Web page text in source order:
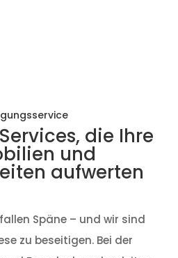
die Ihre
und
aufwerten
Späne – und wir sind
zu beseitigen. Bei der